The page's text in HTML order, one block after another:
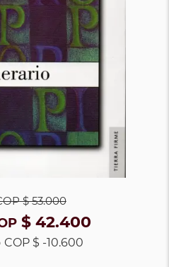
$ 53.000
$ 42.400
COP $ -10.600